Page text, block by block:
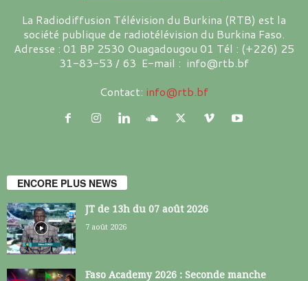
La Radiodiffusion Télévision du Burkina (RTB) est la
société publique de radiotélévision du Burkina Faso.
Adresse : 01 BP 2530 Ouagadougou 01 Tél : (+226) 25
31-83-53 / 63 E-mail : info@rtb.bf
Contact: info@rtb.bf
ENCORE PLUS NEWS
JT de 13h du 07 août 2026
7 août 2026
Faso Academy 2026 : Seconde manche